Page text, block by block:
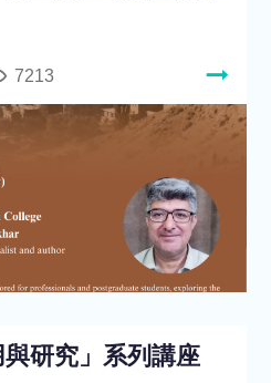
7213
與研究」系列講座